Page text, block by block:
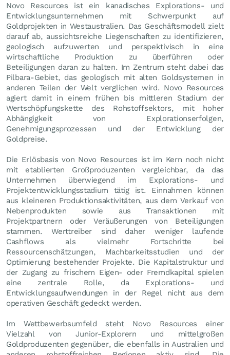
Novo Resources ist ein kanadisches Explorations- und
Entwicklungsunternehmen mit Schwerpunkt auf
Goldprojekten in Westaustralien. Das Geschäftsmodell zielt
darauf ab, aussichtsreiche Liegenschaften zu identifizieren,
geologisch aufzuwerten und perspektivisch in eine
wirtschaftliche Produktion zu überführen oder
Beteiligungen daran zu halten. Im Zentrum steht dabei das
Pilbara-Gebiet, das geologisch mit alten Goldsystemen in
anderen Teilen der Welt verglichen wird. Novo Resources
agiert damit in einem frühen bis mittleren Stadium der
Wertschöpfungskette des Rohstoffsektors, mit hoher
Abhängigkeit von Explorationserfolgen,
Genehmigungsprozessen und der Entwicklung der
Goldpreise.
Die Erlösbasis von Novo Resources ist im Kern noch nicht
mit etablierten Großproduzenten vergleichbar, da das
Unternehmen überwiegend im Explorations- und
Projektentwicklungsstadium tätig ist. Einnahmen können
aus kleineren Produktionsaktivitäten, aus dem Verkauf von
Nebenprodukten sowie aus Transaktionen mit
Projektpartnern oder Veräußerungen von Beteiligungen
stammen. Werttreiber sind daher weniger laufende
Cashflows als vielmehr Fortschritte bei
Ressourcenschätzungen, Machbarkeitsstudien und der
Optimierung bestehender Projekte. Die Kapitalstruktur und
der Zugang zu frischem Eigen- oder Fremdkapital spielen
eine zentrale Rolle, da Explorations- und
Entwicklungsaufwendungen in der Regel nicht aus dem
operativen Geschäft gedeckt werden.
Im Wettbewerbsumfeld steht Novo Resources einer
Vielzahl von Junior-Explorern und mittelgroßen
Goldproduzenten gegenüber, die ebenfalls in Australien und